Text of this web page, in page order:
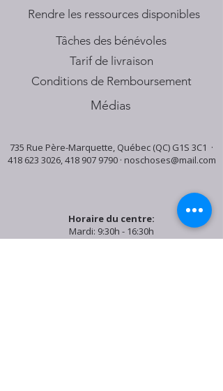
​Rendre les ressources disponibles
Tâches des bénévoles
Tarif de livraison
Conditions de Remboursement
Médias
735 Rue Père-Marquette, Québec (QC) G1S 3C1 ·
418 623 3026,418 907 9790· noschoses@mail.com
Horaire du centre:
Mardi: 9:30h - 16:30h